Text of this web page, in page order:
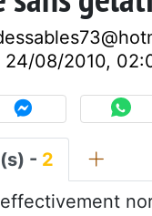
24/08/2010,
- 2